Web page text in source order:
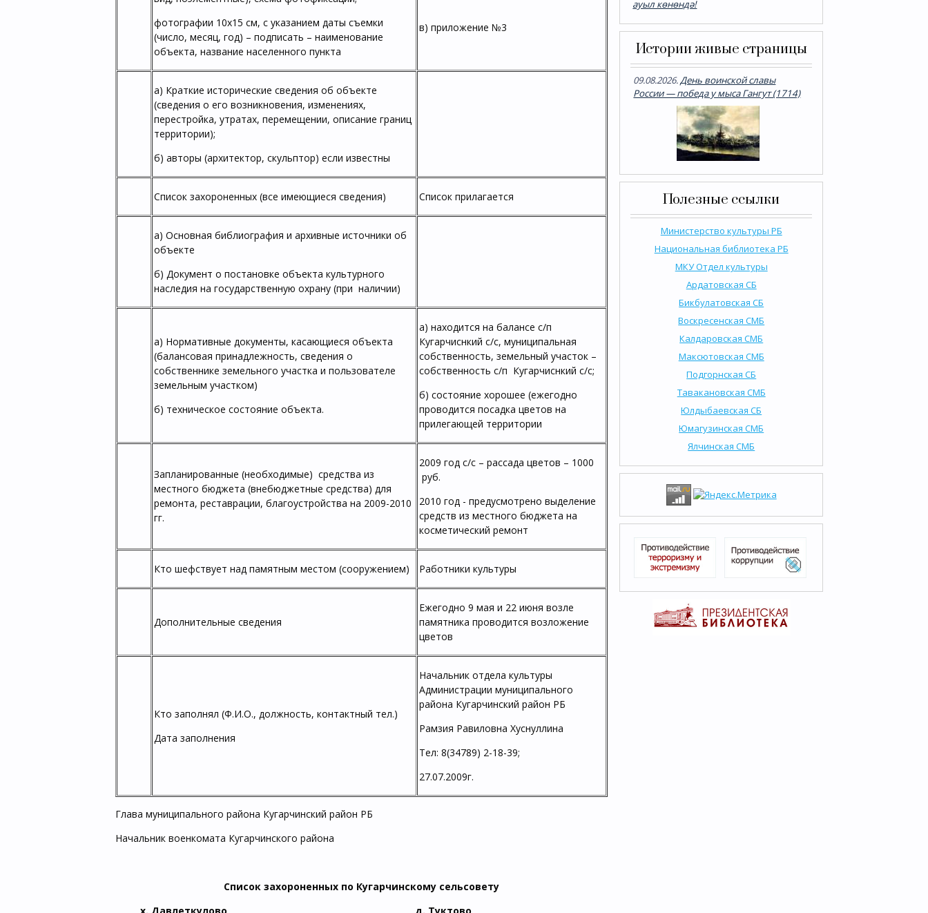
ауыл көнөндә!
Истории живые страницы
09.08.2026.День воинской славы
России — победа у мыса Гангут (1714)
Полезные ссылки
Министерство культуры РБ
Национальная библиотека РБ
МКУ Отдел культуры
Ардатовская СБ
Бикбулатовская СБ
Воскресенская СМБ
Калдаровская СМБ
Максютовская СМБ
Подгорнская СБ
Тавакановская СМБ
Юлдыбаевская СБ
Юмагузинская СМБ
Ялчинская СМБ
фотографии 10х15 см, с указанием даты съемки
(число, месяц, год) – подписать – наименование
объекта, название населенного пункта
в) приложение №3
а) Краткие исторические сведения об объекте
(сведения о его возникновения, изменениях,
перестройка, утратах, перемещении, описание границ
территории);
б) авторы (архитектор, скульптор) если известны
Список захороненных (все имеющиеся сведения) Список прилагается
а) Основная библиография и архивные источники об
объекте
б) Документ о постановке объекта культурного
наследия на государственную охрану (при наличии)
а) Нормативные документы, касающиеся объекта
(балансовая принадлежность, сведения о
собственнике земельного участка и пользователе
земельным участком)
б) техническое состояние объекта.
а) находится на балансе с/п
Кугарчиснкий с/с, муниципальная
собственность, земельный участок –
собственность с/п Кугарчиснкий с/с;
б) состояние хорошее (ежегодно
проводится посадка цветов на
прилегающей территории
Запланированные (необходимые) средства из
местного бюджета (внебюджетные средства) для
ремонта, реставрации, благоустройства на 2009-2010
гг.
2009 год с/с – рассада цветов – 1000
руб.
2010 год - предусмотрено выделение
средств из местного бюджета на
косметический ремонт
Кто шефствует над памятным местом (сооружением) Работники культуры
Дополнительные сведения
Ежегодно 9 мая и 22 июня возле
памятника проводится возложение
цветов
Кто заполнял (Ф.И.О., должность, контактный тел.)
Дата заполнения
Начальник отдела культуры
Администрации муниципального
района Кугарчинский район РБ
Рамзия Равиловна Хуснуллина
Тел: 8(34789) 2-18-39;
27.07.2009г.
Глава муниципального района Кугарчинский район РБ
Начальник военкомата Кугарчинского района
Список захороненных по Кугарчинскому сельсовету